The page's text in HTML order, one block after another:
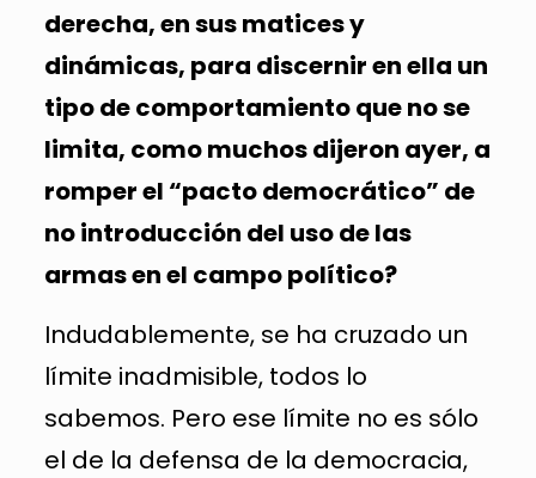
derecha, en sus matices y
dinámicas, para discernir en ella un
tipo de comportamiento que no se
limita, como muchos dijeron ayer, a
romper el “pacto democrático” de
no introducción del uso de las
armas en el campo político?
Indudablemente, se ha cruzado un
límite inadmisible, todos lo
sabemos. Pero ese límite no es sólo
el de la defensa de la democracia,